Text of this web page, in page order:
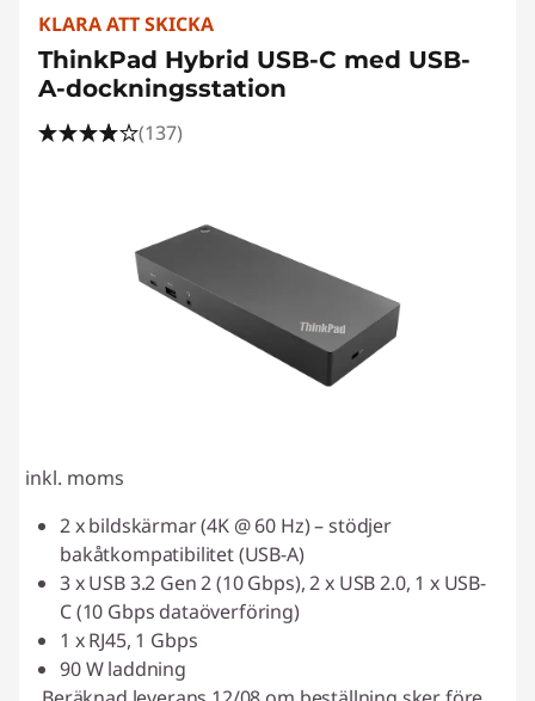
KLARA ATT SKICKA
ThinkPad Hybrid USB-C med USB-
A-dockningsstation
(137)
inkl. moms
2 x bildskärmar (4K @ 60 Hz) – stödjer
bakåtkompatibilitet (USB-A)
3 x USB 3.2 Gen 2 (10 Gbps), 2 x USB 2.0, 1 x USB-
C (10 Gbps dataöverföring)
1 x RJ45, 1 Gbps
90 W laddning